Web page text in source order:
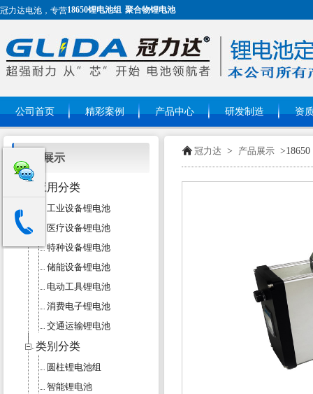
冠力达电池，专营18650锂电池组 聚合物锂电池
公司首页 精彩案例 产品中心 研发制造 资
冠力达 > 产品展示
产品展示
应用分类
工业设备锂电池
医疗设备锂电池
特种设备锂电池
储能设备锂电池
电动工具锂电池
消费电子锂电池
交通运输锂电池
类别分类
圆柱锂电池组
智能锂电池